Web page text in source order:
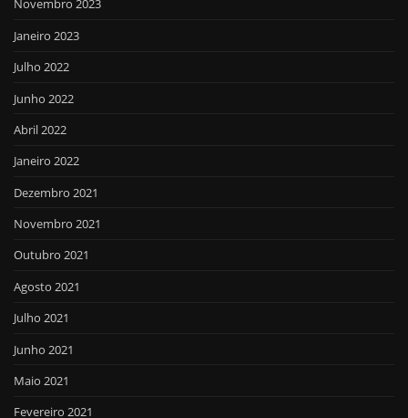
Novembro 2023
Janeiro 2023
Julho 2022
Junho 2022
Abril 2022
Janeiro 2022
Dezembro 2021
Novembro 2021
Outubro 2021
Agosto 2021
Julho 2021
Junho 2021
Maio 2021
Fevereiro 2021